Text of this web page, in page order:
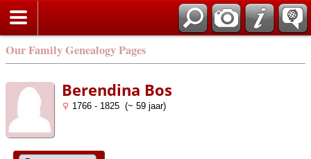
Our Family Genealogy Pages
Berendina Bos
1766 - 1825 (~ 59 jaar)